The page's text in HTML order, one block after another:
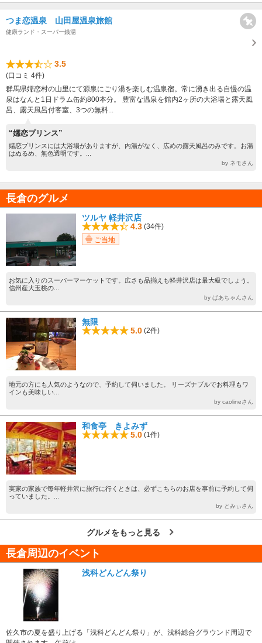
つま恋温泉 山田屋温泉旅館
健康ランド・スーパー銭湯
3.5
(口コミ 4件)
群馬県嬬恋村の山里にて源泉にごり湯を楽しむ温泉宿。常に湧き出る自慢の温
泉はなんと1日ドラム缶約800本分。 豊富な温泉を館内2ヶ所の大浴場と露天風
呂、露天風呂付客室、3つの無料...
“嬬恋プリンス”
嬬恋プリンスには大浴場がありますが、内湯がなく、広めの露天風呂のみです。お湯
はぬるめ、無色透明です。...
by ネモさん
長倉のグルメ
ツルヤ 軽井沢店
4.3 (34件)
ご当地
お気に入りのスーパーマーケットです。広さも品揃えも軽井沢店は最大級でしょう。
信州産大玉桃の...
by ぱあちゃんさん
無限
5.0 (2件)
地元の方にも人気のようなので、予約して伺いました。 リーズナブルでお料理もワ
インも美味しい...
by caolineさん
和食亭 きよみず
5.0 (1件)
実家の家族で毎年軽井沢に旅行に行くときは、必ずこちらのお店を事前に予約して伺
っていました。...
by とみぃさん
グルメをもっと見る
長倉周辺のイベント
浅科どんどん祭り
佐久市の夏を盛り上げる「浅科どんどん祭り」が、浅科総合グラウンド周辺で